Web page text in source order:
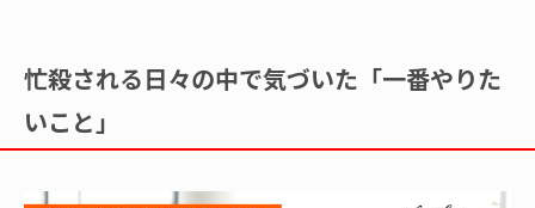
忙殺される日々の中で気づいた「一番やりた
いこと」